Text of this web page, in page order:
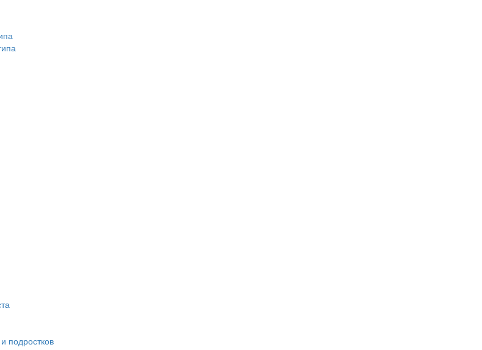
подростков